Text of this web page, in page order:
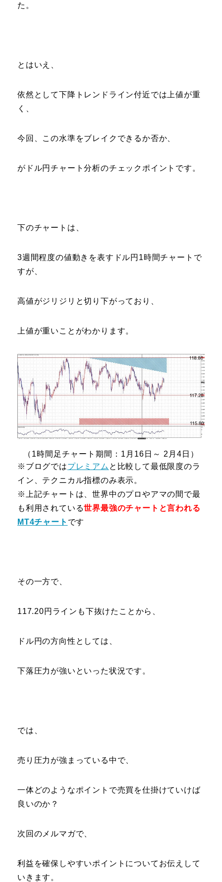
た。
とはいえ、
依然として下降トレンドライン付近では上値が重
く、
今回、この水準をブレイクできるか否か、
がドル円チャート分析のチェックポイントです。
下のチャートは、
3週間程度の値動きを表すドル円1時間チャートで
すが、
高値がジリジリと切り下がっており、
上値が重いことがわかります。
（1時間足チャート期間：1月16日～ 2月4日）
※ブログではプレミアム と比較して最低限度のラ
イン、テクニカル指標のみ表示。
※上記チャートは、世界中のプロやアマの間で最
も利用されている世界最強のチャートと言われる
MT4チャート です
その一方で、
117.20円ラインも下抜けたことから、
ドル円の方向性としては、
下落圧力が強いといった状況です。
では、
売り圧力が強まっている中で、
一体どのようなポイントで売買を仕掛けていけば
良いのか？
次回のメルマガで、
利益を確保しやすいポイントについてお伝えして
いきます。